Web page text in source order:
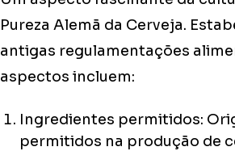
Pureza Alemã da Cerveja.
antigas regulamentações
aspectos incluem:
Ingredientes permitidos:
permitidos na produção de